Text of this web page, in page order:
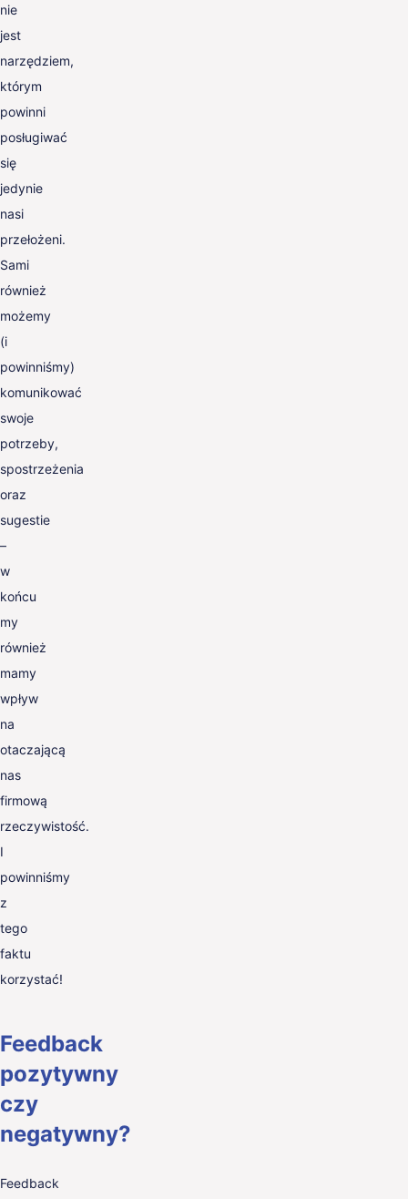
nie
jest
narzędziem,
którym
powinni
posługiwać
się
jedynie
nasi
przełożeni.
Sami
również
możemy
(i
powinniśmy)
komunikować
swoje
potrzeby,
spostrzeżenia
oraz
sugestie
–
w
końcu
my
również
mamy
wpływ
na
otaczającą
nas
firmową
rzeczywistość.
I
powinniśmy
z
tego
faktu
korzystać!
Feedback
pozytywny
czy
negatywny?
Feedback